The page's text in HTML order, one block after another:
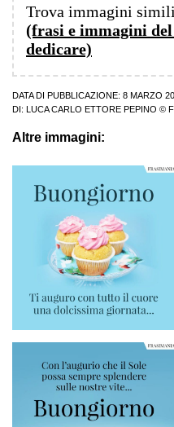
Trova immagini
(frasi e immagini
dedicare)
DATA DI PUBBLICAZIONE: 8 MARZO
DI:
LUCA CARLO ETTORE PEPINO ©
Altre immagini: